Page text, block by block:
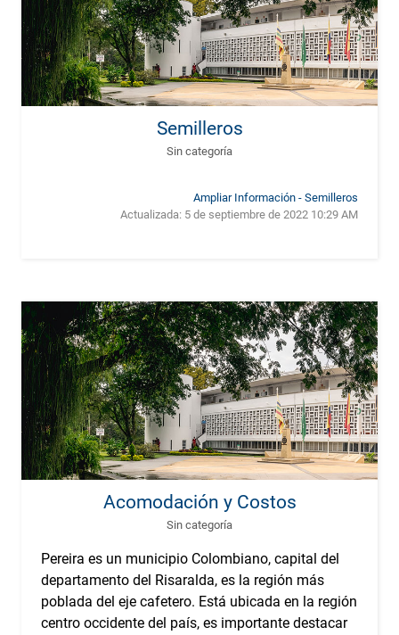
Semilleros
Sin categoría
Ampliar Información - Semilleros
Actualizada: 5 de septiembre de 2022 10:29 AM
Acomodación y Costos
Sin categoría
Pereira es un municipio Colombiano, capital del
departamento del Risaralda, es la región más
poblada del eje cafetero. Está ubicada en la región
centro occidente del país, es importante destacar